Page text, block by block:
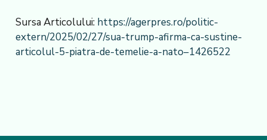
Sursa Articolului: https://agerpres.ro/politic-
extern/2025/02/27/sua-trump-afirma-ca-sustine-
articolul-5-piatra-de-temelie-a-nato–1426522